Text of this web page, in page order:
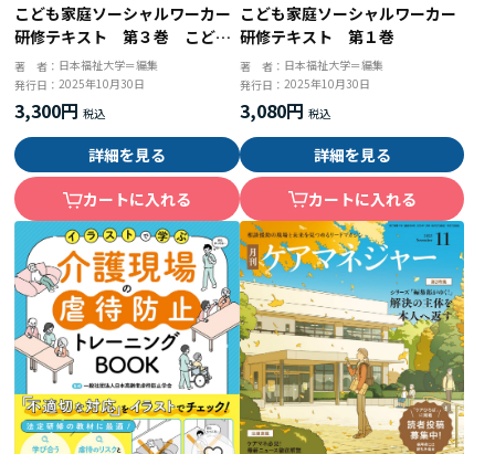
こども家庭ソーシャルワーカー
研修テキスト 第３巻 こども
家庭福祉とソーシャルワーク
著 者： 日本福祉大学＝編集
発行日：2025年10月30日
3,300円
詳細を見る
カートに入れる
こども家庭ソーシャルワーカー
研修テキスト 第１巻
著 者： 日本福祉大学＝編集
発行日： 2025年10月30日
3,080円
詳細を見る
カートに入れる